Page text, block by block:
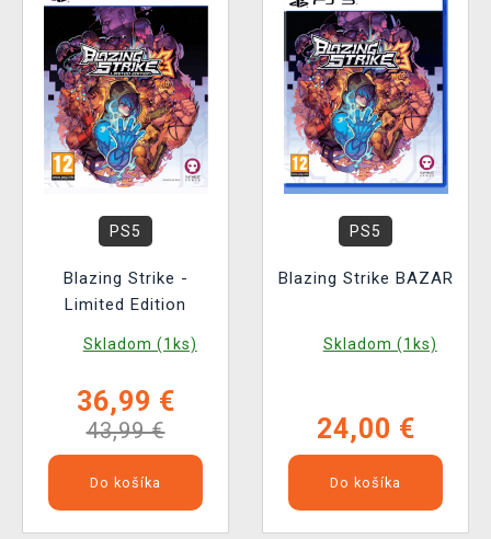
PS5
Blazing Strike -
Limited Edition
Skladom (1ks)
36,99 €
43,99 €
Do košíka
PS5
Blazing Strike BAZAR
Skladom (1ks)
24,00 €
Do košíka